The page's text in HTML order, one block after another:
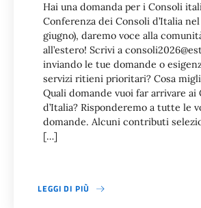
Hai una domanda per i Consoli
Conferenza dei Consoli d’Italia
giugno), daremo voce alla
all’estero! Scrivi a
inviando le tue domande o
servizi ritieni prioritari? Cosa
Quali domande vuoi far arrivare ai
d’Italia? Risponderemo a tutte le
domande. Alcuni contributi
[…]
LEGGI DI PIÙ